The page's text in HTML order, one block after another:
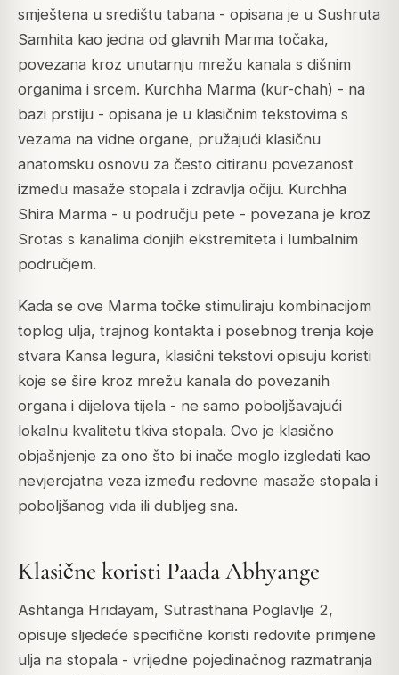
smještena u središtu tabana - opisana je u Sushruta
Samhita kao jedna od glavnih Marma točaka,
povezana kroz unutarnju mrežu kanala s dišnim
organima i srcem. Kurchha Marma (kur-chah) - na
bazi prstiju - opisana je u klasičnim tekstovima s
vezama na vidne organe, pružajući klasičnu
anatomsku osnovu za često citiranu povezanost
između masaže stopala i zdravlja očiju. Kurchha
Shira Marma - u području pete - povezana je kroz
Srotas s kanalima donjih ekstremiteta i lumbalnim
područjem.
Kada se ove Marma točke stimuliraju kombinacijom
toplog ulja, trajnog kontakta i posebnog trenja koje
stvara Kansa legura, klasični tekstovi opisuju koristi
koje se šire kroz mrežu kanala do povezanih
organa i dijelova tijela - ne samo poboljšavajući
lokalnu kvalitetu tkiva stopala. Ovo je klasično
objašnjenje za ono što bi inače moglo izgledati kao
nevjerojatna veza između redovne masaže stopala i
poboljšanog vida ili dubljeg sna.
Klasične koristi Paada Abhyange
Ashtanga Hridayam, Sutrasthana Poglavlje 2,
opisuje sljedeće specifične koristi redovite primjene
ulja na stopala - vrijedne pojedinačnog razmatranja